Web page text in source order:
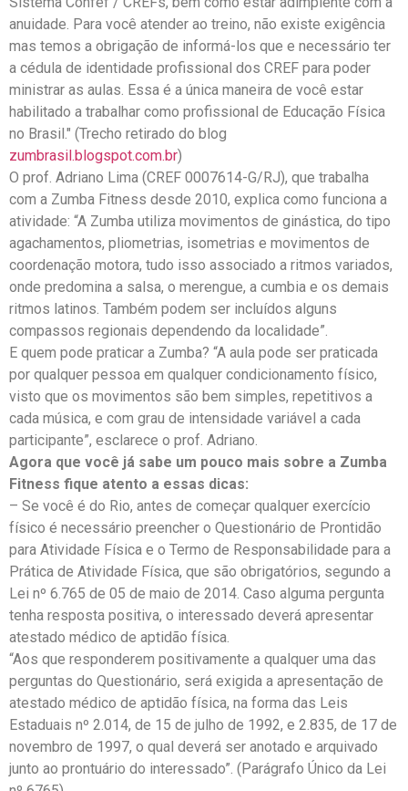
anuidade. Para você atender ao treino, não existe exigência
mas temos a obrigação de informá-los que e necessário ter
a cédula de identidade profissional dos CREF para poder
ministrar as aulas. Essa é a única maneira de você estar
habilitado a trabalhar como profissional de Educação Física
no Brasil." (Trecho retirado do blog
zumbrasil.blogspot.com.br)
O prof. Adriano Lima (CREF 0007614-G/RJ), que trabalha
com a Zumba Fitness desde 2010, explica como funciona a
atividade: “A Zumba utiliza movimentos de ginástica, do tipo
agachamentos, pliometrias, isometrias e movimentos de
coordenação motora, tudo isso associado a ritmos variados,
onde predomina a salsa, o merengue, a cumbia e os demais
ritmos latinos. Também podem ser incluídos alguns
compassos regionais dependendo da localidade”.
E quem pode praticar a Zumba? “A aula pode ser praticada
por qualquer pessoa em qualquer condicionamento físico,
visto que os movimentos são bem simples, repetitivos a
cada música, e com grau de intensidade variável a cada
participante”, esclarece o prof. Adriano.
Agora que você já sabe um pouco mais sobre a Zumba
Fitness fique atento a essas dicas:
– Se você é do Rio, antes de começar qualquer exercício
físico é necessário preencher o Questionário de Prontidão
para Atividade Física e o Termo de Responsabilidade para a
Prática de Atividade Física, que são obrigatórios, segundo a
Lei nº 6.765 de 05 de maio de 2014. Caso alguma pergunta
tenha resposta positiva, o interessado deverá apresentar
atestado médico de aptidão física.
“Aos que responderem positivamente a qualquer uma das
perguntas do Questionário, será exigida a apresentação de
atestado médico de aptidão física, na forma das Leis
Estaduais nº 2.014, de 15 de julho de 1992, e 2.835, de 17 de
novembro de 1997, o qual deverá ser anotado e arquivado
junto ao prontuário do interessado”. (Parágrafo Único da Lei